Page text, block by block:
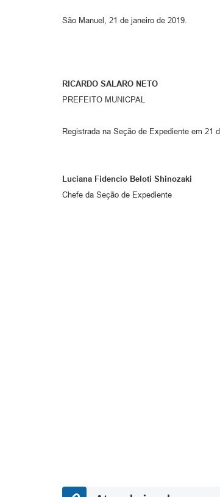
São Manuel, 21 de janeiro de 2019.
RICARDO SALARO NETO
PREFEITO MUNICPAL
Registrada na Seção de Expediente em 21
Luciana Fidencio Beloti Shinozaki
Chefe da Seção de Expediente